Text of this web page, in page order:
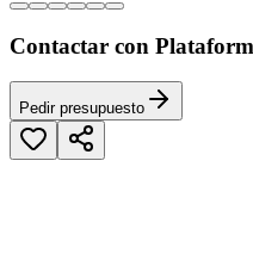
Contactar con
Pedir presupuesto